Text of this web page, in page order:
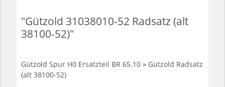
"Gützold 31038010-52 Radsatz (alt
38100-52)"
Gützold Spur H0 Ersatzteil BR 65.10 » Gützold Radsatz
(alt 38100-52)